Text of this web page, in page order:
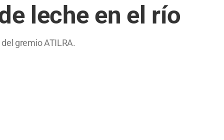
leche en el río
gremio ATILRA.